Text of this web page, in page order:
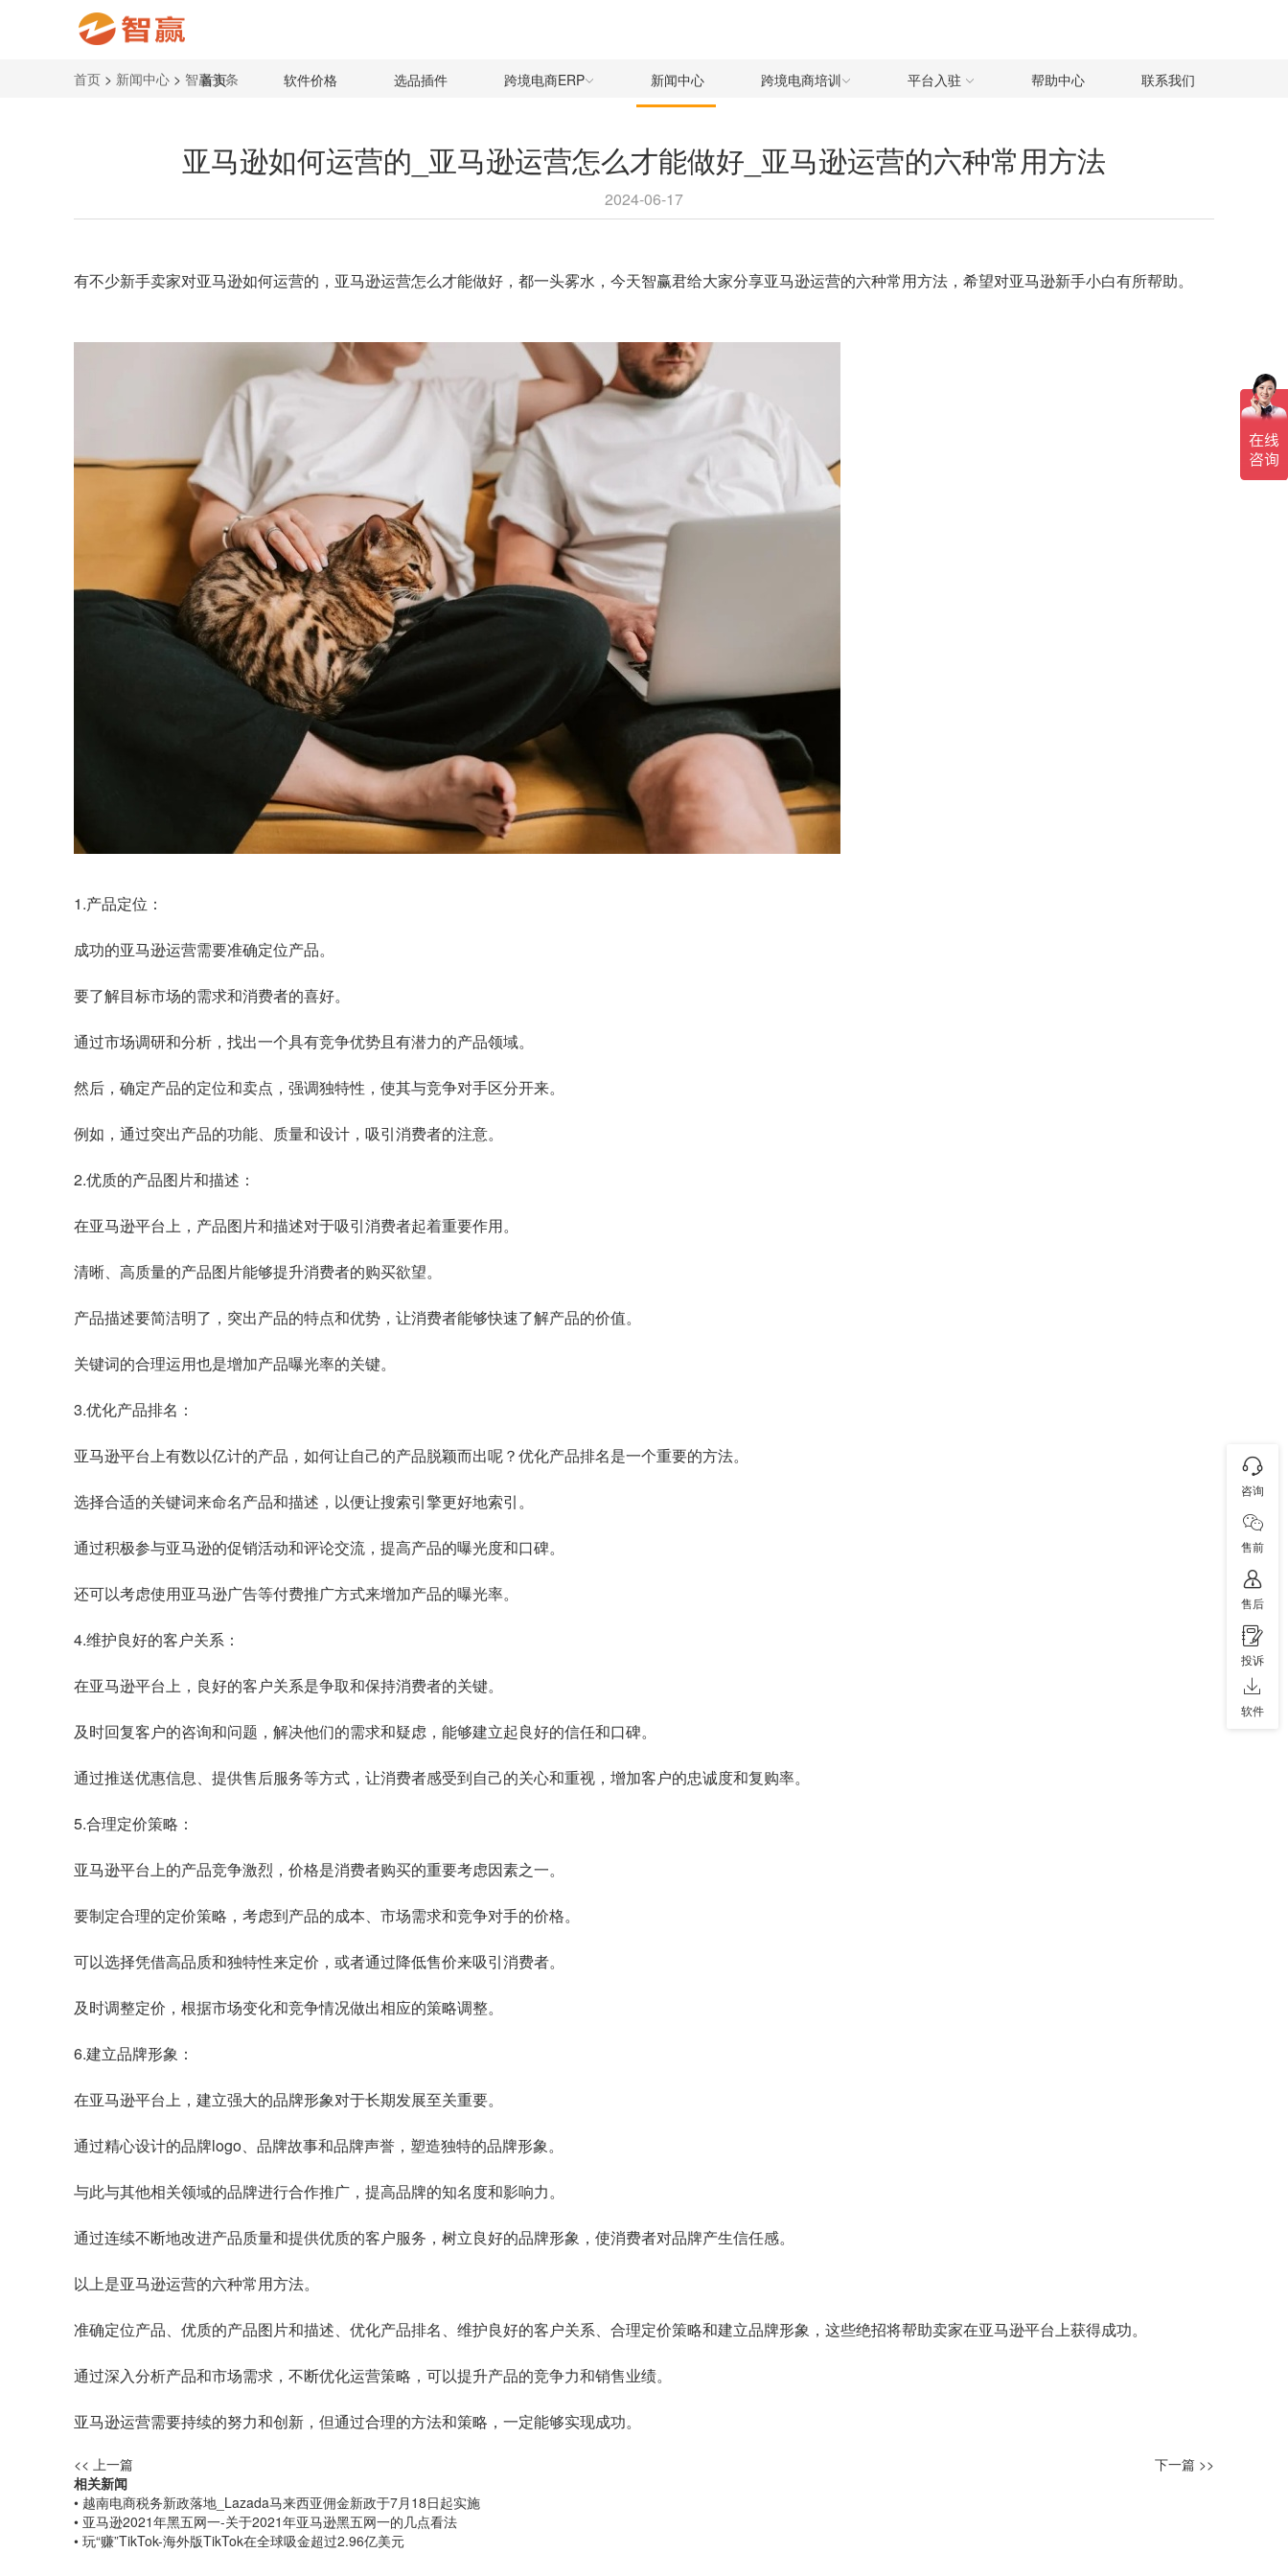
首页 软件价格 选品插件 跨境电商ERP 新闻中心 跨境电商培训 平台入驻 帮助中心 联系我们
首页 > 新闻中心 > 智赢头条
亚马逊如何运营的_亚马逊运营怎么才能做好_亚马逊运营的六种常用方法
2024-06-17
有不少新手卖家对亚马逊如何运营的 ，亚马逊运营怎么才能做好，都一头雾水，今天智赢君给大家分享亚马逊运营的六种常用方法，希望对亚马逊新手小白有所帮助。
1.产品定位：
成功的亚马逊运营需要准确定位产品。
要了解目标市场的需求和消费者的喜好。
通过市场调研和分析，找出一个具有竞争优势且有潜力的产品领域。
然后，确定产品的定位和卖点，强调独特性，使其与竞争对手区分开来。
例如，通过突出产品的功能、质量和设计，吸引消费者的注意。
2.优质的产品图片和描述：
在亚马逊平台上，产品图片和描述对于吸引消费者起着重要作用。
清晰、高质量的产品图片能够提升消费者的购买欲望。
产品描述要简洁明了，突出产品的特点和优势，让消费者能够快速了解产品的价值。
关键词的合理运用也是增加产品曝光率的关键。
3.优化产品排名：
亚马逊平台上有数以亿计的产品，如何让自己的产品脱颖而出呢？优化产品排名是一个重要的方法。
选择合适的关键词来命名产品和描述，以便让搜索引擎更好地索引。
通过积极参与亚马逊的促销活动和评论交流，提高产品的曝光度和口碑。
还可以考虑使用亚马逊广告等付费推广方式来增加产品的曝光率。
4.维护良好的客户关系：
在亚马逊平台上，良好的客户关系是争取和保持消费者的关键。
及时回复客户的咨询和问题，解决他们的需求和疑虑，能够建立起良好的信任和口碑。
通过推送优惠信息、提供售后服务等方式，让消费者感受到自己的关心和重视，增加客户的忠诚度和复购率。
5.合理定价策略：
亚马逊平台上的产品竞争激烈，价格是消费者购买的重要考虑因素之一。
要制定合理的定价策略，考虑到产品的成本、市场需求和竞争对手的价格。
可以选择凭借高品质和独特性来定价，或者通过降低售价来吸引消费者。
及时调整定价，根据市场变化和竞争情况做出相应的策略调整。
6.建立品牌形象：
在亚马逊平台上，建立强大的品牌形象对于长期发展至关重要。
通过精心设计的品牌logo、品牌故事和品牌声誉，塑造独特的品牌形象。
与此与其他相关领域的品牌进行合作推广，提高品牌的知名度和影响力。
通过连续不断地改进产品质量和提供优质的客户服务，树立良好的品牌形象，使消费者对品牌产生信任感。
以上是亚马逊运营的六种常用方法。
准确定位产品、优质的产品图片和描述、优化产品排名、维护良好的客户关系、合理定价策略和建立品牌形象，这些绝招将帮助卖家在亚马逊平台上获得成功。
通过深入分析产品和市场需求，不断优化运营策略，可以提升产品的竞争力和销售业绩。
亚马逊运营需要持续的努力和创新，但通过合理的方法和策略，一定能够实现成功。
<< 上一篇
下一篇 >>
相关新闻
• 越南电商税务新政落地_Lazada马来西亚佣金新政于7月18日起实施
• 亚马逊2021年黑五网一-关于2021年亚马逊黑五网一的几点看法
• 玩“赚”TikTok-海外版TikTok在全球吸金超过2.96亿美元
咨询
售前
售后
投诉
软件